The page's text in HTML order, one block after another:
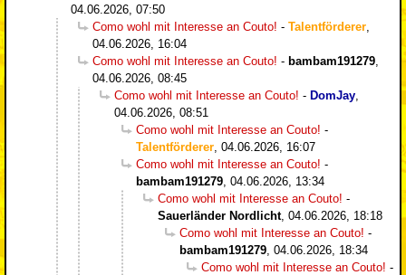
04.06.2026, 07:50
Como wohl mit Interesse an Couto! - Talentförderer,
04.06.2026, 16:04
Como wohl mit Interesse an Couto! - bambam191279,
04.06.2026, 08:45
Como wohl mit Interesse an Couto! - DomJay,
04.06.2026, 08:51
Como wohl mit Interesse an Couto! -
Talentförderer, 04.06.2026, 16:07
Como wohl mit Interesse an Couto! -
bambam191279, 04.06.2026, 13:34
Como wohl mit Interesse an Couto! -
Sauerländer Nordlicht, 04.06.2026, 18:18
Como wohl mit Interesse an Couto! -
bambam191279, 04.06.2026, 18:34
Como wohl mit Interesse an Couto! -